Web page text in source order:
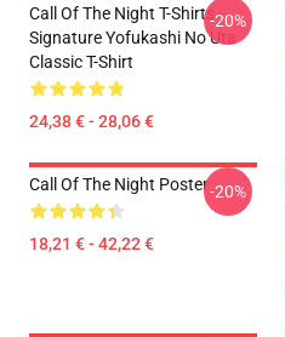
Call Of The Night T-Shirts -
Signature Yofukashi No Uta
Classic T-Shirt
24,38 € - 28,06 €
-20%
Call Of The Night Poster
18,21 € - 42,22 €
-20%